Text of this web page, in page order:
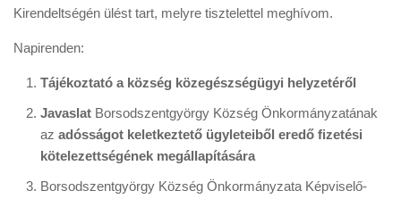
Kirendeltségén ülést tart, melyre tisztelettel meghívom.
Napirenden:
Tájékoztató a község közegészségügyi helyzetéről
Javaslat Borsodszentgyörgy Község Önkormányzatának
az adósságot keletkeztető ügyleteiből eredő fizetési
kötelezettségének megállapítására
Borsodszentgyörgy Község Önkormányzata Képviselő-